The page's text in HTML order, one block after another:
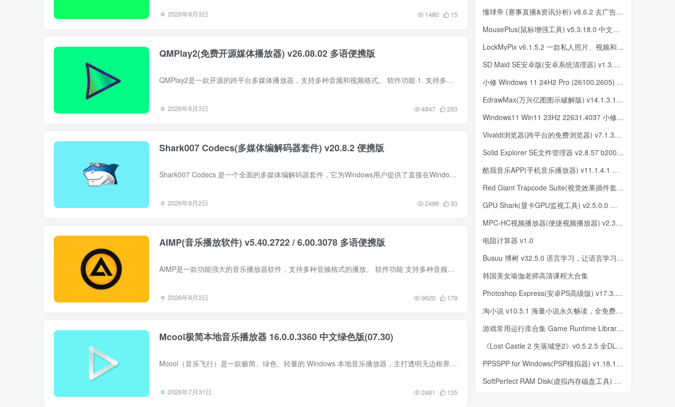
2026年8月3日 1480 15
QMPlay2(免费开源媒体播放器) v26.08.02 多语便携版
QMPlay2是一款开源的跨平台多媒体播放器，支持多种音频和视频格式。 软件功能 1. 支持多种音频和视频格式，包括MP3、OGG、FLAC、MKV、AVI等。 2. 可以播放网络媒体流，包括HTTP、FTP、RTSP等。....
2026年8月3日 4847 283
Shark007 Codecs(多媒体编解码器套件) v20.8.2 便携版
Shark007 Codecs 是一个全面的多媒体编解码器套件，它为Windows用户提供了直接在Windows Media Player和其他媒体播放器中播放多媒体文件的能力。它包括了几乎所有常见的视频和音频格式的解码器...
2026年8月2日 2486 93
AIMP(音乐播放软件) v5.40.2722 / 6.00.3078 多语便携版
AIMP是一款功能强大的音乐播放器软件，支持多种音频格式的播放。 软件功能 支持多种音频格式：包括MP3、AAC、OGG、FLAC、WAV、APE等主流音频格式的播放。 优秀的音质：AIMP采用高品质音频引擎，...
2026年8月2日 9620 179
Mcool极简本地音乐播放器 16.0.0.3360 中文绿色版(07.30)
Mcool（音乐飞行）是一款极简、绿色、轻量的 Windows 本地音乐播放器，主打透明无边框界面与低资源占用。它全面支持 FLAC、APE、MP3 等主流音频格式，兼顾无损播放、歌词显示与基础音效调节，适...
2026年7月31日 2481 135
懂球帝 (赛事直播&资讯分析) v8.6.2 去广告精简版
MousePlus(鼠标增强工具) v5.3.18.0 中文绿色版
LockMyPix v6.1.5.2 一款私人照片、视频和笔记文件夹保管箱应用，解锁高级版
SD Maid SE安卓版(安卓系统清理器) v1.3.6-rc0 修改版
小修 Windows 11 24H2 Pro (26100.2605) 轻度精简 二合一 (2024.12.16)
EdrawMax(万兴亿图图示破解版) v14.1.3.1228 中文绿色版
Windows11 Win11 23H2 22631.4037 小修轻度精简版
Vivaldi浏览器(跨平台的免费浏览器) v7.1.3570.42
Solid Explorer SE文件管理器 v2.8.57 b200302
酷我音乐APP(手机音乐播放器) v11.1.4.1 去广告破解版
Red Giant Trapcode Suite(视觉效果插件套装) 2025.0 特别版
GPU Shark(显卡GPU监视工具) v2.5.0.0 绿色版
MPC-HC视频播放器(便捷视频播放器) v2.3.9 中文绿色版
电阻计算器 v1.0
Busuu 博树 v32.5.0 语言学习，让语言学习变得更有趣，解锁高级版
韩国美女瑜伽老师高清课程大合集
Photoshop Express(安卓PS高级版) v17.3.285 b1975 破解版
淘小说 v10.5.1 海量小说永久畅读，全免费，去广告纯净版
游戏常用运行库合集 Game Runtime Libraries Package v5.2.25.0212
《Lost Castle 2 失落城堡2》v0.5.2.5 全DLC 免安装中文版
PPSSPP for Windows(PSP模拟器) v1.18.1-593 中文绿色版
SoftPerfect RAM Disk(虚拟内存磁盘工具) v26.7 中文直装版